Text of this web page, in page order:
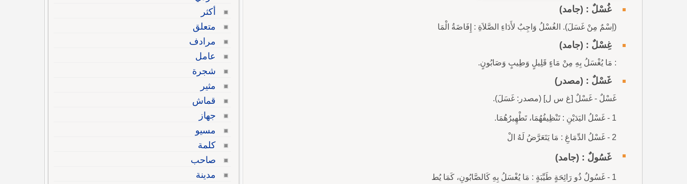
غُسْلٌ : (جامد)
(اِسْمٌ مِنْ غَسَلَ). الغُسْلُ وَاجِبٌ لأَدَاءِ الصَّلاَةِ : إِفَاضَةُ الْمَا
غِسْلٌ : (جامد)
: مَا يُغْسَلُ بِهِ مِنْ مَاءٍ قَلِيلٍ وَطِيبٍ وَصَابُونٍ.
غَسْلٌ : (مصدر)
غَسْلٌ - غَسْلٌ [غ س ل] (مصدر: غَسَلَ).
1 - غَسْلُ اليَدَيْنِ : تَنْظِيفُهُمَا، تَطْهِيرُهُمَا.
2 - غَسْلُ الدِّمَاغِ : مَا يَتَعَرَّضُ لَهُ الْ
غَسُولٌ : (جامد)
1 - غَسُولٌ ذُو رَائِحَةٍ طَيِّبَةٍ : مَا يُغْسَلُ بِهِ كَالصَّابُونِ، كَمَا يُط
أكثر
متعلق
مرادف
عامل
شجرة
مثير
قماش
جهاز
مسيو
كلمة
صاحب
مدينة